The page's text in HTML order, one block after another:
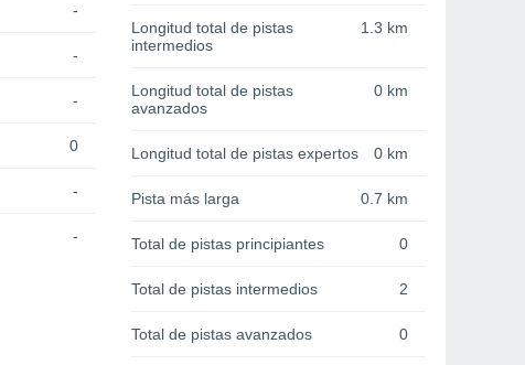
-
-
-
0
-
-
Longitud total de pistas
intermedios
1.3 km
Longitud total de pistas
avanzados
0 km
Longitud total de pistas expertos 0 km
Pista más larga 0.7 km
Total de pistas principiantes 0
Total de pistas intermedios 2
Total de pistas avanzados 0